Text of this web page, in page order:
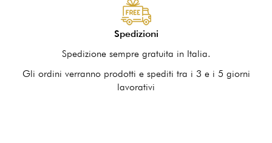
Spedizioni
Spedizione sempre gratuita in Italia.
Gli ordini verranno prodotti e spediti tra i 3 e i 5 giorni
lavorativi